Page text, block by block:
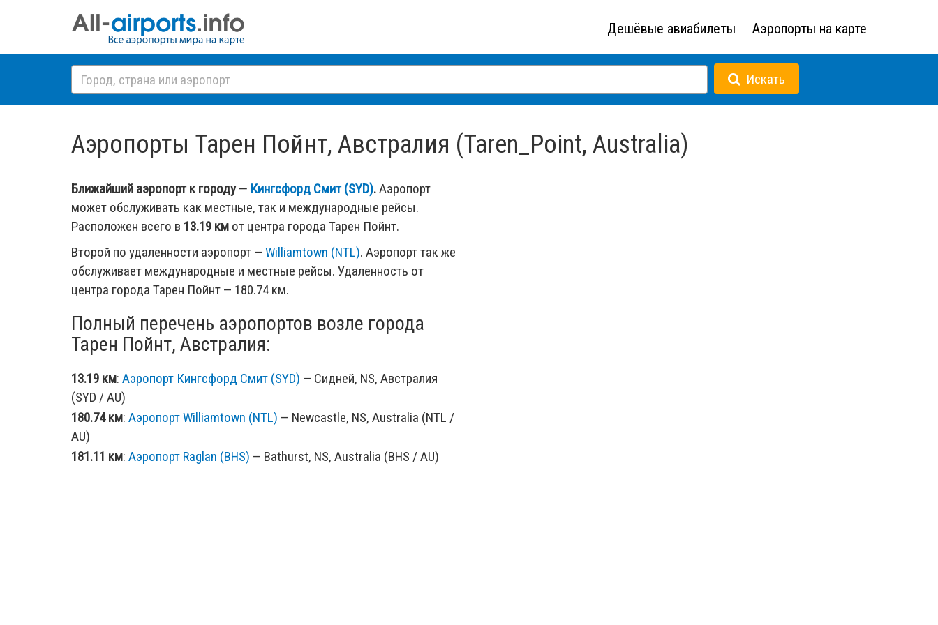
Дешёвые авиабилеты Аэропорты на карте
Искать
Аэропорты Тарен Пойнт, Австралия (Taren_Point, Australia)
Ближайший аэропорт к городу — Кингсфорд Смит (SYD).Аэропорт
может обслуживать как местные, так и международные рейсы.
Расположен всего в 13.19 км от центра города Тарен Пойнт.
Второй по удаленности аэропорт — Williamtown (NTL). Аэропорт так же
обслуживает международные и местные рейсы. Удаленность от
центра города Тарен Пойнт — 180.74 км.
Полный перечень аэропортов возле города
Тарен Пойнт, Австралия:
13.19 км: Аэропорт Кингсфорд Смит (SYD) — Сидней, NS, Австралия
(SYD / AU)
180.74 км: Аэропорт Williamtown (NTL) — Newcastle, NS, Australia (NTL /
AU)
181.11 км: Аэропорт Raglan (BHS) — Bathurst, NS, Australia (BHS / AU)